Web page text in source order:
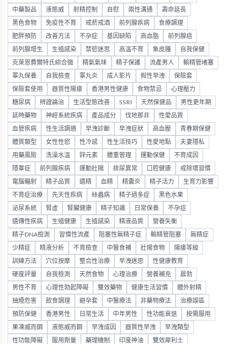
中藥製品 液態威 射精控制 自慰 兩性溝通 壽命延長
黑色食物 免疫性不育 戒菸戒酒 前列腺疾病 食療調理
肥胖預防 改善方法 不孕症 基因缺陷 高血脂 前列腺癌
前列腺增生 生殖感染 禁慾迷思 高溫不育 象皮腫 自我保健
克萊恩費爾特氏綜合徵 精氣氣味 精子保護 流產男人 輸精管堵塞
睪丸保養 自我檢查 睪丸炎 成人影片 假性早洩 保險套
保險套使用 器質性陽痿 香港男性健康 食物禁忌 心理壓力
糖尿病 辨證論治 生活型態改善 SSRI 天然保健品 男性更年期
延時藥物 神經系統疾病 產品成分 伐地那非 性愛品質
血管疾病 性生活調適 早洩診斷 早洩症狀 高血壓 青春期保健
體質類型 女性性慾 性冷感 性生活技巧 性愛地點 夫妻隱私
用藥風險 洗澡水溫 鋅元素 體重管理 運動保健 不育成因
隱睾症 前列腺疾病 運動壯陽 排尿異常 口腔健康 戒除壞習慣
電腦輻射 精子品質 遺精 血精 精囊炎 精子活力 生育力影響
不育症治療 先天性疾病 絲蟲病 精子過多症 黑色水果
泌尿系統 腎虛 腎臟健康 精子知識 日常保養 不孕症
遺傳性疾病 生殖健康 生殖感染 精液品質 營養失衡
精子DNA檢測 習慣性流產 阻塞性無精子症 輸精管阻塞 無精症
少精症 精液分析 不育檢查 中醫食補 壯陽食物 陽痿等級
訓練方法 穴位按摩 整合性治療 早洩迷思 性健康教育
硬度評量 自我檢測 天然食物 心理治療 營養補充 晨勃
男性不育 心理性勃起障礙 雙效藥物 健康生活習慣 體外射精
抽煙危害 飲食調理 避孕套 中醫療法 非藥物療法 治療誤區
預防保健 香港男性 日常生活 中年男性 性功能衰退 按需服用
果凍威而鋼 液態威而鋼 早洩成因 器質性早洩 早洩類型
性功能障礙 服用劑量 藥理機制 印度神油 雙效犀利士